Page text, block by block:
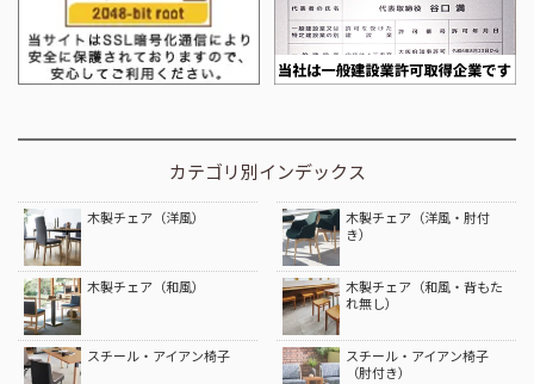
カテゴリ別インデックス
木製チェア（洋風）
木製チェア（洋風・肘付
き）
木製チェア（和風）
木製チェア（和風・背もた
れ無し）
スチール・アイアン椅子
スチール・アイアン椅子
（肘付き）